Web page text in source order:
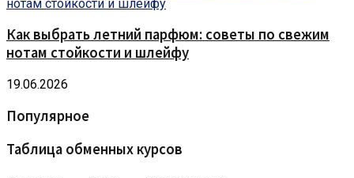
Как выбрать летний парфюм: советы по свежим
нотам стойкости и шлейфу
19.06.2026
Популярное
Таблица обменных курсов